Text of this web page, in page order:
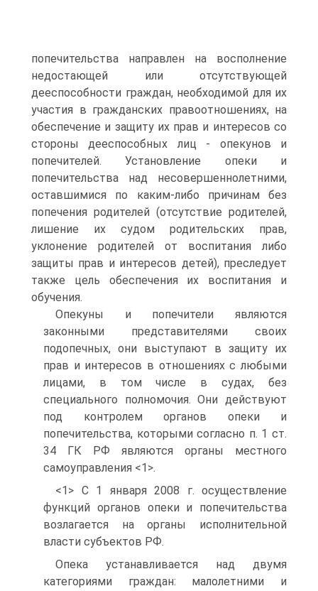
попечительства направлен на восполнение
недостающей или отсутствующей
дееспособности граждан, необходимой для их
участия в гражданских правоотношениях, на
обеспечение и защиту их прав и интересов со
стороны дееспособных лиц - опекунов и
попечителей. Установление опеки и
попечительства над несовершеннолетними,
оставшимися по каким-либо причинам без
попечения родителей (отсутствие родителей,
лишение их судом родительских прав,
уклонение родителей от воспитания либо
защиты прав и интересов детей), преследует
также цель обеспечения их воспитания и
обучения.
Опекуны и попечители являются
законными представителями своих
подопечных, они выступают в защиту их
прав и интересов в отношениях с любыми
лицами, в том числе в судах, без
специального полномочия. Они действуют
под контролем органов опеки и
попечительства, которыми согласно п. 1 ст.
34 ГК РФ являются органы местного
самоуправления <1>.
<1> С 1 января 2008 г. осуществление
функций органов опеки и попечительства
возлагается на органы исполнительной
власти субъектов РФ.
Опека устанавливается над двумя
категориями граждан: малолетними и